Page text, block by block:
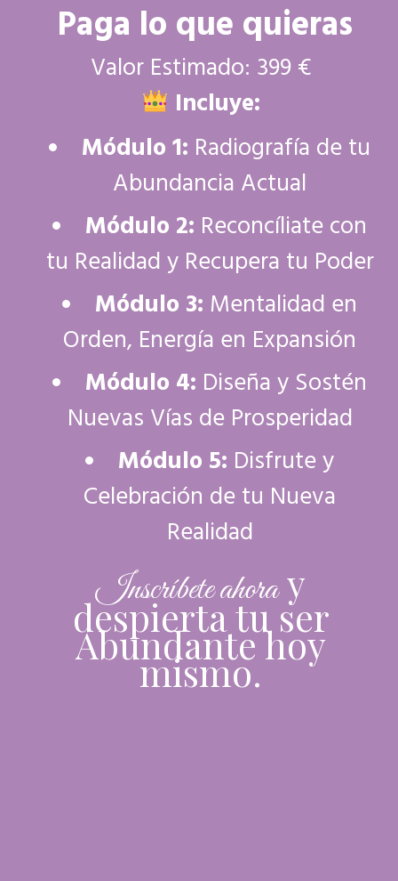
Paga lo que quieras
Valor Estimado: 399 €
Incluye:
Módulo 1: Radiografía de tu
Abundancia Actual
Módulo 2: Reconcíliate con
tu Realidad y Recupera tu Poder
Módulo 3: Mentalidad en
Orden, Energía en Expansión
Módulo 4: Diseña y Sostén
Nuevas Vías de Prosperidad
Módulo 5: Disfrute y
Celebración de tu Nueva
Realidad
Inscríbete ahora y
despierta tu ser
Abundante hoy
mismo.